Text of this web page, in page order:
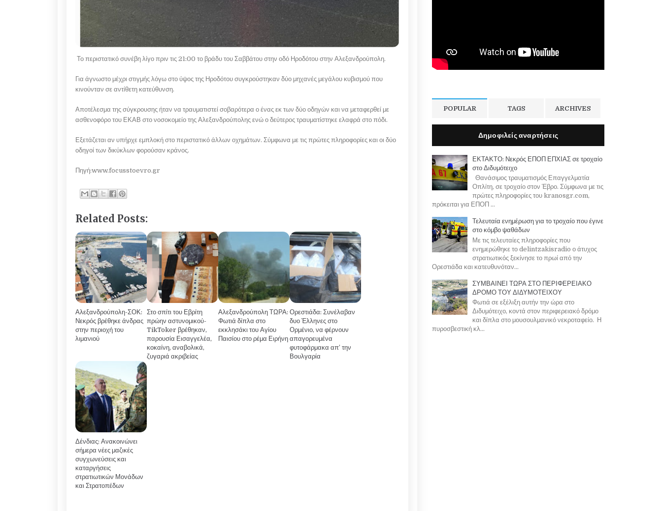
Το περιστατικό συνέβη λίγο πριν τις 21:00 το βράδυ του Σαββάτου στην οδό Ηροδότου στην Αλεξανδρούπολη.
Για άγνωστο μέχρι στιγμής λόγω στο ύψος της Ηροδότου συγκρούστηκαν δύο μηχανές μεγάλου κυβισμού που
κινούνταν σε αντίθετη κατεύθυνση.
Αποτέλεσμα της σύγκρουσης ήταν να τραυματιστεί σοβαρότερα ο ένας εκ των δύο οδηγών και να μεταφερθεί με
ασθενοφόρο του ΕΚΑΒ στο νοσοκομείο της Αλεξανδρούπολης ενώ ο δεύτερος τραυματίστηκε ελαφρά στο πόδι.
Εξετάζεται αν υπήρχε εμπλοκή στο περιστατικό άλλων οχημάτων. Σύμφωνα με τις πρώτες πληροφορίες και οι δύο
οδηγοί των δικύκλων φορούσαν κράνος.
Πηγή:www.focusstoevro.gr
Related Posts:
Αλεξανδρούπολη-ΣΟΚ:
Νεκρός βρέθηκε άνδρας
στην περιοχή του
λιμανιού
Στο σπίτι του Εβρίτη
πρώην αστυνομικού-
TikToker βρέθηκαν,
παρουσία Εισαγγελέα,
κοκαίνη, αναβολικά,
ζυγαριά ακριβείας
Αλεξανδρούπολη ΤΩΡΑ:
Φωτιά δίπλα στο
εκκλησάκι του Αγίου
Παισίου στο ρέμα Ειρήνη
Ορεστιάδα: Συνέλαβαν
δυο Έλληνες στο
Ορμένιο, να φέρνουν
απαγορευμένα
φυτοφάρμακα απ’ την
Βουλγαρία
Δένδιας: Ανακοινώνει
σήμερα νέες μαζικές
συγχωνεύσεις και
καταργήσεις
στρατιωτικών Μονάδων
και Στρατοπέδων
POPULAR TAGS ARCHIVES
Δημοφιλείς αναρτήσεις
ΕΚΤΑΚΤΟ: Νεκρός ΕΠΟΠ ΕΠΧΙΑΣ σε τροχαίο
στο Διδυμότειχο
Θανάσιμος τραυματισμός Επαγγελματία
Οπλίτη, σε τροχαίο στον Έβρο. Σύμφωνα με τις
πρώτες πληροφορίες του kranosgr.com,
πρόκειται για ΕΠΟΠ ...
Τελευταία ενημέρωση για το τροχαίο που έγινε
στο κόμβο ψαθάδων
Με τις τελευταίες πληροφορίες που
ενημερώθηκε το delintzakisradio ο άτυχος
στρατιωτικός ξεκίνησε το πρωί από την
Ορεστιάδα και κατευθυνόταν...
ΣΥΜΒΑΙΝΕΙ ΤΩΡΑ ΣΤΟ ΠΕΡΙΦΕΡΕΙΑΚΟ
ΔΡΟΜΟ ΤΟΥ ΔΙΔΥΜΟΤΕΙΧΟΥ
Φωτιά σε εξέλιξη αυτήν την ώρα στο
Διδυμότειχο, κοντά στον περιφερειακό δρόμο
και δίπλα στο μουσουλμανικό νεκροταφείο. Η
πυροσβεστική κλ...